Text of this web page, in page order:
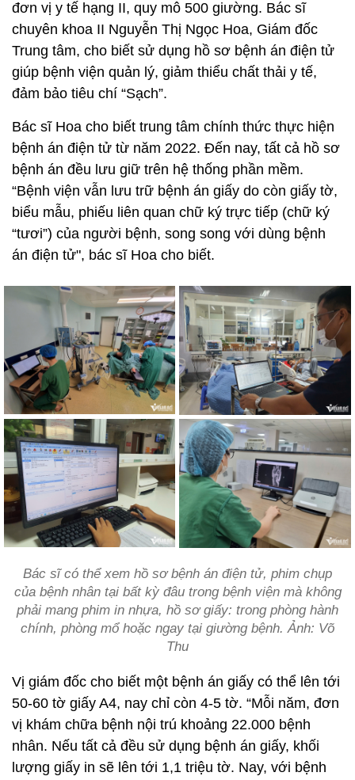
đơn vị y tế hạng II, quy mô 500 giường. Bác sĩ
chuyên khoa II Nguyễn Thị Ngọc Hoa, Giám đốc
Trung tâm, cho biết sử dụng hồ sơ bệnh án điện tử
giúp bệnh viện quản lý, giảm thiểu chất thải y tế,
đảm bảo tiêu chí “Sạch”.
Bác sĩ Hoa cho biết trung tâm chính thức thực hiện
bệnh án điện tử từ năm 2022. Đến nay, tất cả hồ sơ
bệnh án đều lưu giữ trên hệ thống phần mềm.
“Bệnh viện vẫn lưu trữ bệnh án giấy do còn giấy tờ,
biểu mẫu, phiếu liên quan chữ ký trực tiếp (chữ ký
“tươi”) của người bệnh, song song với dùng bệnh
án điện tử", bác sĩ Hoa cho biết.
Bác sĩ có thể xem hồ sơ bệnh án điện tử, phim chụp
của bệnh nhân tại bất kỳ đâu trong bệnh viện mà không
phải mang phim in nhựa, hồ sơ giấy: trong phòng hành
chính, phòng mổ hoặc ngay tại giường bệnh. Ảnh: Võ
Thu
Vị giám đốc cho biết một bệnh án giấy có thể lên tới
50-60 tờ giấy A4, nay chỉ còn 4-5 tờ. “Mỗi năm, đơn
vị khám chữa bệnh nội trú khoảng 22.000 bệnh
nhân. Nếu tất cả đều sử dụng bệnh án giấy, khối
lượng giấy in sẽ lên tới 1,1 triệu tờ. Nay, với bệnh